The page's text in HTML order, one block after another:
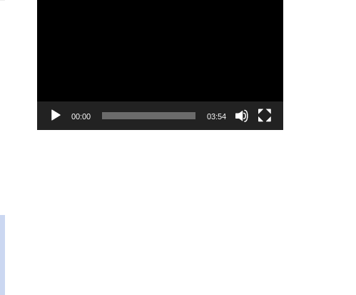
00:00 03:54